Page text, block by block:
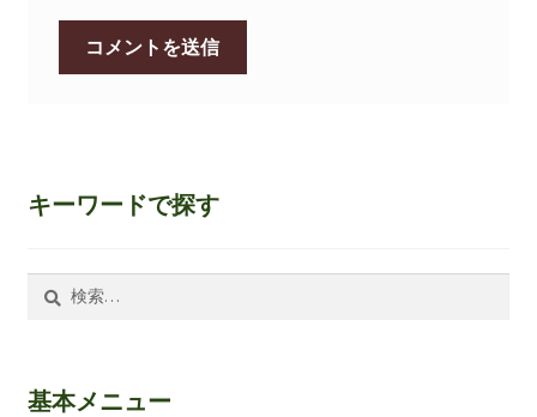
キーワードで探す
基本メニュー